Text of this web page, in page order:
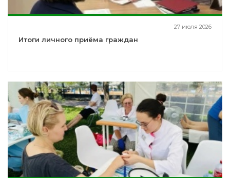
27 июля 2026
Итоги личного приёма граждан